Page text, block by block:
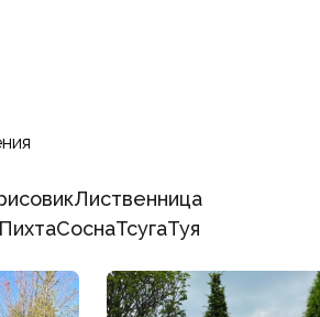
Лиственница
ПихтаСоснаТсугаТуя